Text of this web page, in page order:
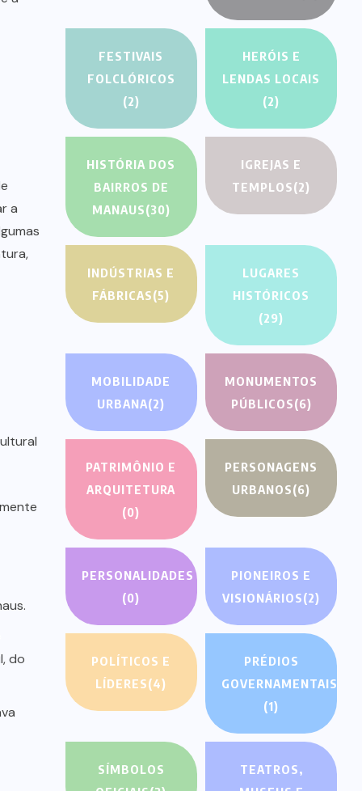
a
do
FESTIVAIS
FOLCLÓRICOS
(2)
HERÓIS E
LENDAS LOCAIS
(2)
HISTÓRIA DOS
BAIRROS DE
MANAUS(30)
IGREJAS E
TEMPLOS(2)
INDÚSTRIAS E
FÁBRICAS(5)
LUGARES
HISTÓRICOS
(29)
MOBILIDADE
URBANA(2)
MONUMENTOS
PÚBLICOS(6)
PATRIMÔNIO E
ARQUITETURA
(0)
PERSONAGENS
URBANOS(6)
PERSONALIDADES
(0)
PIONEIROS E
VISIONÁRIOS(2)
POLÍTICOS E
LÍDERES(4)
PRÉDIOS
GOVERNAMENTAIS
(1)
SÍMBOLOS
TEATROS,